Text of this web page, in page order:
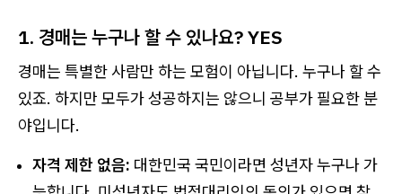
1. 경매는 누구나 할 수 있나요? YES
경매는 특별한 사람만 하는 모험이 아닙니다. 누구나 할 수
있죠. 하지만 모두가 성공하지는 않으니 공부가 필요한 분
야입니다.
자격 제한 없음: 대한민국 국민이라면 성년자 누구나 가